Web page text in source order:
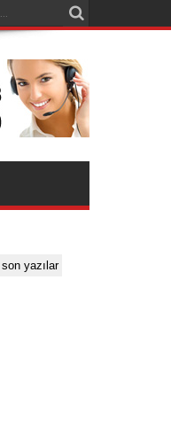
son yazılar